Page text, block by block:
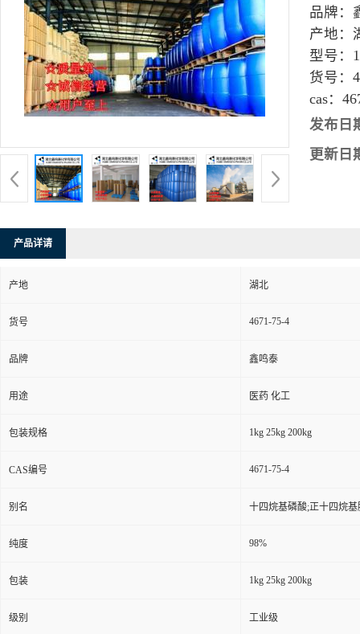
品牌：
产地：
型号：
货号：
cas：
发布日
更新日
产品详请
产地 湖北
货号 4671-75-4
品牌 鑫鸣泰
用途 医药 化工
包装规格 1kg 25kg 200kg
CAS编号 4671-75-4
别名 十四烷基磷酸;正十四烷
纯度 98%
包装 1kg 25kg 200kg
级别 工业级